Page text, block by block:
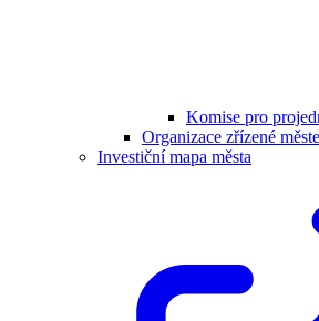
Komise pro
Organizace zřízené
Investiční mapa města